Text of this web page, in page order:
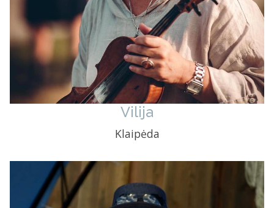
Vilija
Klaipėda